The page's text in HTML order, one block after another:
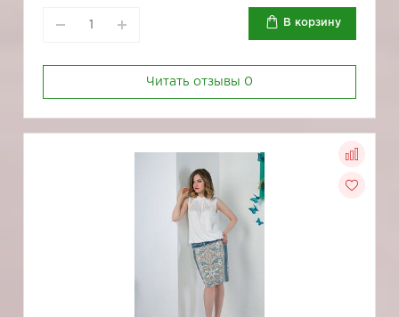
В корзину
Читать отзывы 0